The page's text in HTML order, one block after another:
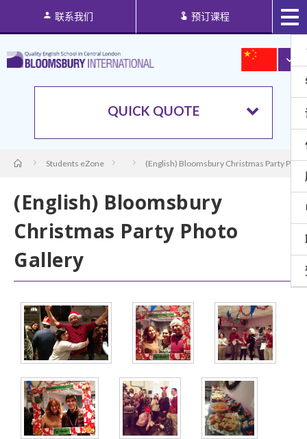
联系我们 预订课程
QUICK QUOTE
Students eZone (English) Bloomsbury Christmas Party
(English) Bloomsbury
Christmas Party Photo
Gallery